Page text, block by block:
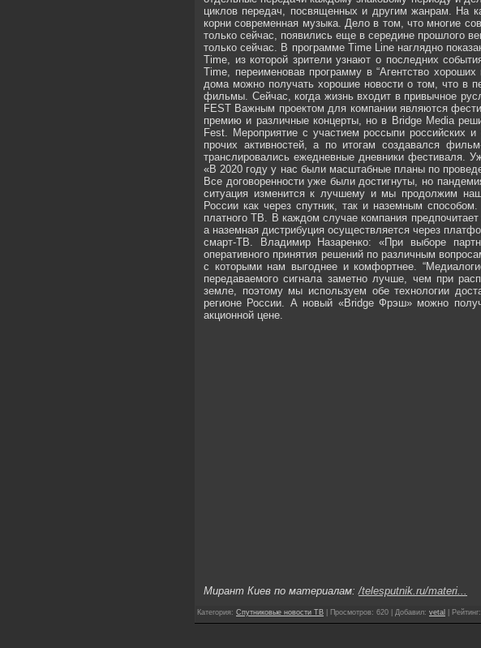
Мирант Киев по материалам: /telesputnik.ru/materi...
Категория: Спутниковые новости ТВ Просмотров: 620 Добавил: vetal Рейтинг: